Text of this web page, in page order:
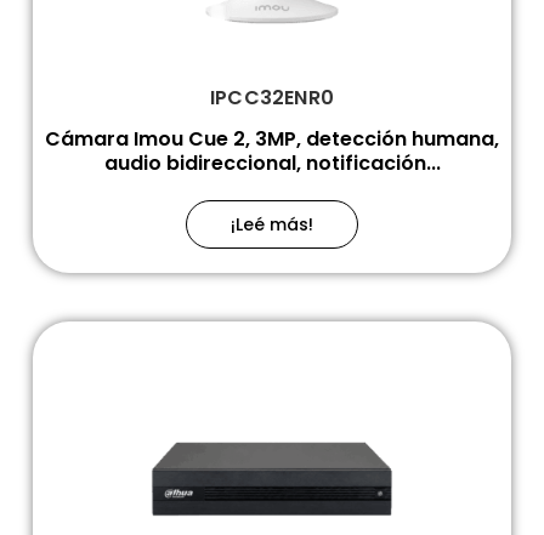
IPCC32ENR0
Cámara Imou Cue 2, 3MP, detección humana,
audio bidireccional, notificación...
¡Leé más!